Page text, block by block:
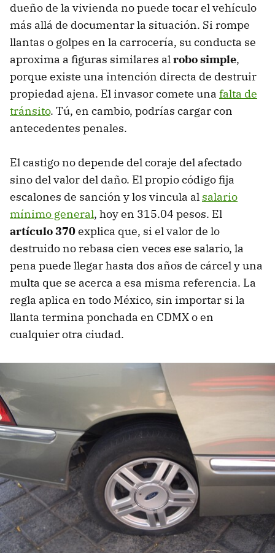
dueño de la vivienda no puede tocar el vehículo
más allá de documentar la situación. Si rompe
llantas o golpes en la carrocería, su conducta se
aproxima a figuras similares alrobo simple,
porque existe una intención directa de destruir
propiedad ajena. El invasor comete una falta de
tránsito. Tú, en cambio, podrías cargar con
antecedentes penales.
El castigo no depende del coraje del afectado
sino del valor del daño. El propio código fija
escalones de sanción y los vincula al salario
mínimo general, hoy en 315.04 pesos. El
artículo 370explica que, si el valor de lo
destruido no rebasa cien veces ese salario, la
pena puede llegar hasta dos años de cárcel y una
multa que se acerca a esa misma referencia. La
regla aplica en todo México, sin importar si la
llanta termina ponchada en CDMX o en
cualquier otra ciudad.